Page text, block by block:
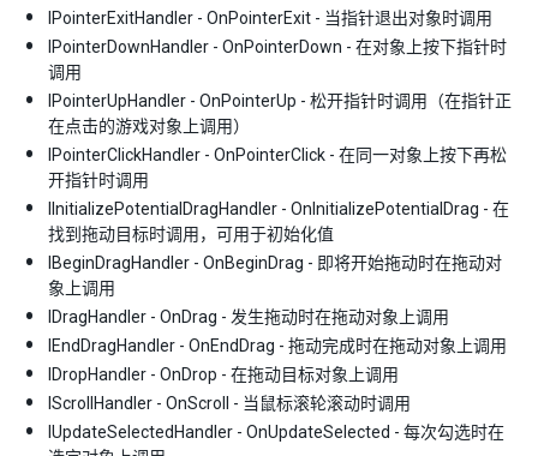
IPointerExitHandler - OnPointerExit - 当指针退出对象时调用
IPointerDownHandler - OnPointerDown - 在对象上按下指针时
调用
IPointerUpHandler - OnPointerUp - 松开指针时调用（在指针正
在点击的游戏对象上调用）
IPointerClickHandler - OnPointerClick - 在同一对象上按下再松
开指针时调用
IInitializePotentialDragHandler - OnInitializePotentialDrag - 在
找到拖动目标时调用，可用于初始化值
IBeginDragHandler - OnBeginDrag - 即将开始拖动时在拖动对
象上调用
IDragHandler - OnDrag - 发生拖动时在拖动对象上调用
IEndDragHandler - OnEndDrag - 拖动完成时在拖动对象上调用
IDropHandler - OnDrop - 在拖动目标对象上调用
IScrollHandler - OnScroll - 当鼠标滚轮滚动时调用
IUpdateSelectedHandler - OnUpdateSelected - 每次勾选时在